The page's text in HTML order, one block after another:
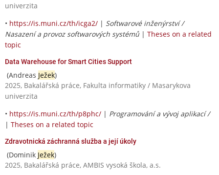
univerzita
• https://is.muni.cz/th/icga2/ | Softwarové inženýrství /
Nasazení a provoz softwarových systémů | Theses on a related
topic
Data Warehouse for Smart Cities Support
(Andreas Ježek)
2025, Bakalářská práce, Fakulta informatiky / Masarykova
univerzita
• https://is.muni.cz/th/p8phc/ | Programování a vývoj aplikací /
| Theses on a related topic
Zdravotnická záchranná služba a její úkoly
(Dominik Ježek)
2025, Bakalářská práce, AMBIS vysoká škola, a.s.